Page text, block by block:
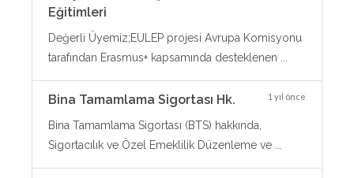
Eğitimleri
Değerli Üyemiz;EULEP projesi Avrupa Komisyonu
tarafından Erasmus+ kapsamında desteklenen ...
Bina Tamamlama Sigortası Hk. 1 yıl önce
Bina Tamamlama Sigortası (BTS) hakkında,
Sigortacılık ve Özel Emeklilik Düzenleme ve ...